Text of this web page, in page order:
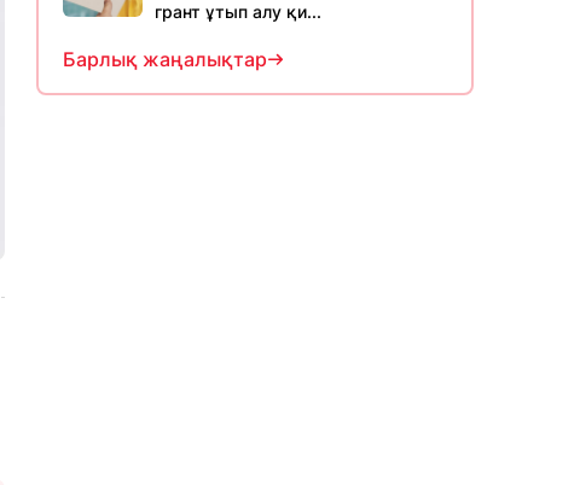
грант ұтып алу қи...
Барлық жаңалықтар